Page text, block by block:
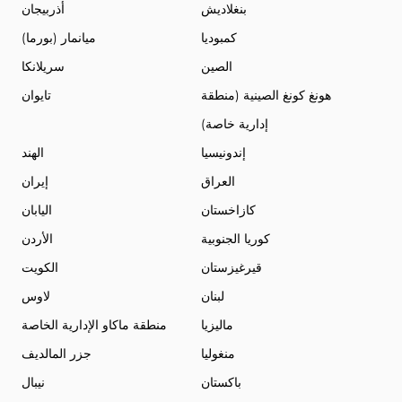
أذربيجان
بنغلاديش
ميانمار (بورما)
كمبوديا
سريلانكا
الصين
تايوان
هونغ كونغ الصينية (منطقة
إدارية خاصة)
الهند
إندونيسيا
إيران
العراق
اليابان
كازاخستان
الأردن
كوريا الجنوبية
الكويت
قيرغيزستان
لاوس
لبنان
منطقة ماكاو الإدارية الخاصة
ماليزيا
جزر المالديف
منغوليا
نيبال
باكستان